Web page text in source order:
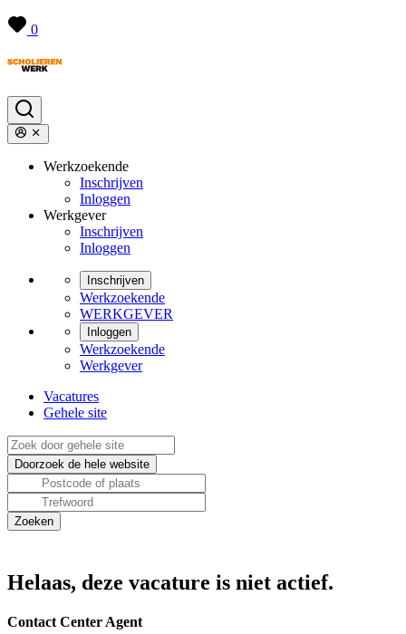
0
Werkzoekende
Inschrijven
Inloggen
Werkgever
Inschrijven
Inloggen
Inschrijven
Werkzoekende
WERKGEVER
Inloggen
Werkzoekende
Werkgever
Vacatures
Gehele site
Helaas, deze vacature is niet actief.
Contact Center Agent